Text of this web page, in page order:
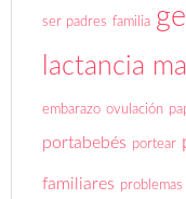
ser padres familia
lactancia
embarazo ovulación
portabebés portear
familiares